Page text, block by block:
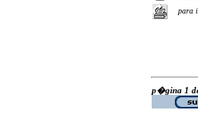
para
p�gina 1